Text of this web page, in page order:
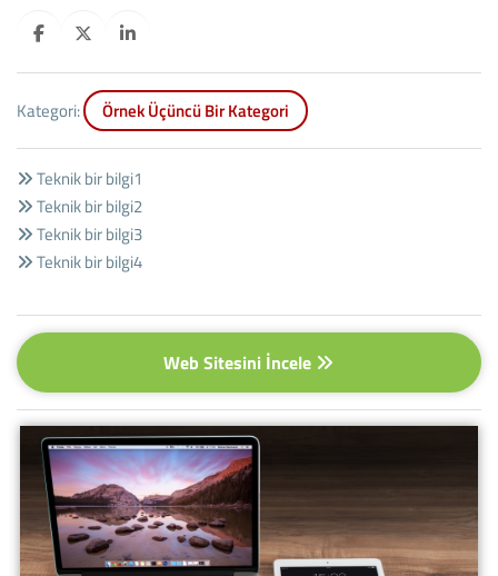
Kategori: Örnek Üçüncü Bir Kategori
Teknik bir bilgi1
Teknik bir bilgi2
Teknik bir bilgi3
Teknik bir bilgi4
Web Sitesini İncele